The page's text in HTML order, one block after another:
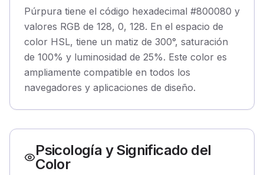
Púrpura tiene el código hexadecimal #800080 y
valores RGB de 128, 0, 128. En el espacio de
color HSL, tiene un matiz de 300°, saturación
de 100% y luminosidad de 25%. Este color es
ampliamente compatible en todos los
navegadores y aplicaciones de diseño.
Psicología y Significado del
Color